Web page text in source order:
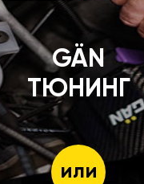
GÄN
ТЮНИНГ
или